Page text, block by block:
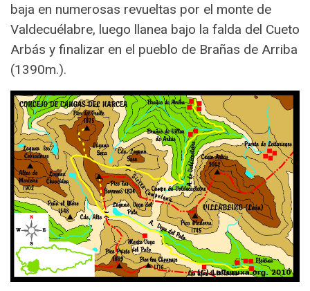
baja en numerosas revueltas por el monte de
Valdecuélabre, luego llanea bajo la falda del Cueto
Arbás y finalizar en el pueblo de Brañas de Arriba
(1390m.).